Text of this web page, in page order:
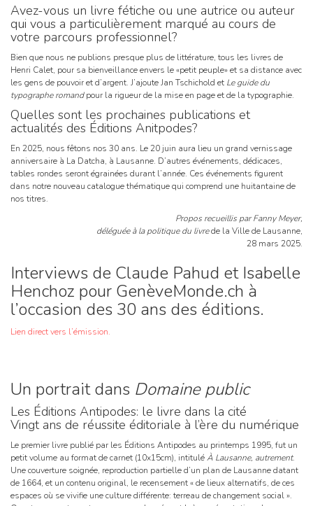
Avez-vous un livre fétiche ou une autrice ou auteur
qui vous a particulièrement marqué au cours de
votre parcours professionnel?
Bien que nous ne publions presque plus de littérature, tous les livres de
Henri Calet, pour sa bienveillance envers le «petit peuple» et sa distance avec
les gens de pouvoir et d’argent. J’ajoute Jan Tschichold et Le guide du
typographe romandpour la rigueur de la mise en page et de la typographie.
Quelles sont les prochaines publications et
actualités des Éditions Anitpodes?
En 2025, nous fêtons nos 30 ans. Le 20 juin aura lieu un grand vernissage
anniversaire à La Datcha, à Lausanne. D’autres événements, dédicaces,
tables rondes seront égrainées durant l’année. Ces événements figurent
dans notre nouveau catalogue thématique qui comprend une huitantaine de
nos titres.
Propos recueillis par Fanny Meyer,
déléguée à la politique du livrede la Ville de Lausanne,
28 mars 2025.
Interviews de Claude Pahud et Isabelle
Henchoz pour GenèveMonde.ch à
l’occasion des 30 ans des éditions.
Lien direct vers l’émission.
Un portrait dans Domaine public
Les Éditions Antipodes: le livre dans la cité
Vingt ans de réussite éditoriale à l’ère du numérique
Le premier livre publié par les Éditions Antipodes au printemps 1995, fut un
petit volume au format de carnet (10x15cm), intituléÀ Lausanne, autrement.
Une couverture soignée, reproduction partielle d’un plan de Lausanne datant
de 1664, et un contenu original, le recensement « de lieux alternatifs, de ces
espaces où se vivifie une culture différente: terreau de changement social ».